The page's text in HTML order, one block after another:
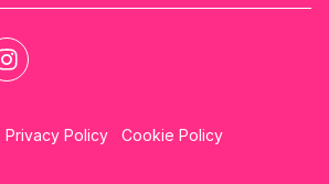
Privacy Policy
Cookie Policy